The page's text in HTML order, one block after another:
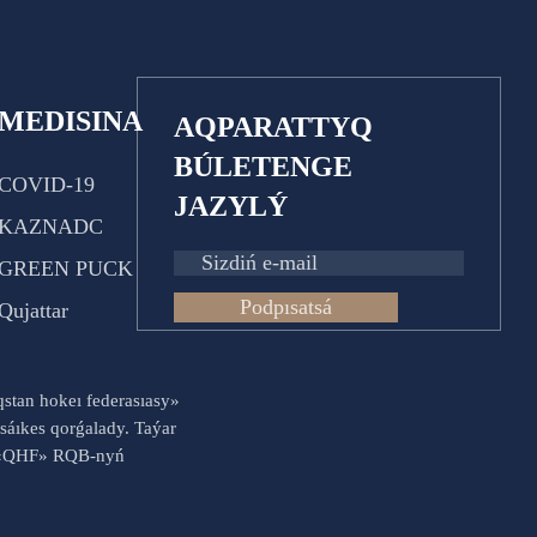
19
PUCK
AQPARATTYQ
BÚLETENGE
JAZYLÝ
Podpısatsá
hokeı federasıasy»
qorǵalady. Taýar
RQB-nyń